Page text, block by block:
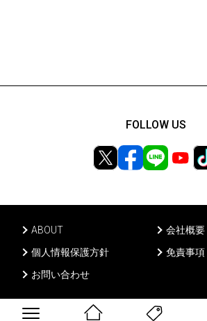
ABOUT
会社概要
個人情報保護方針
免責事項
お問い合わせ
FOLLOW US